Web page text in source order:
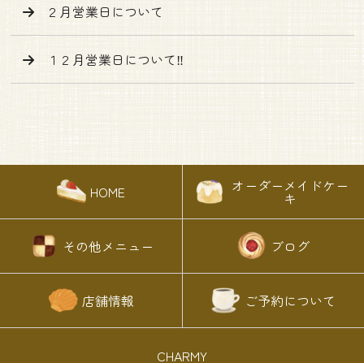
２月営業日について
１２月営業日について‼️
HOME オーダーメイドケー
キ
その他メニュー ブログ
店舗情報 ご予約について
CHARMY